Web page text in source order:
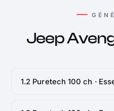
Jeep
1.2 Puretech 100 ch ·